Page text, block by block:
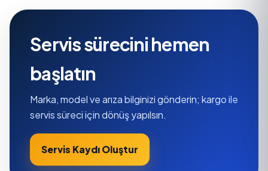
Servis sürecini hemen
başlatın
Marka, model ve arıza bilginizi gönderin; kargo ile
servis süreci için dönüş yapılsın.
Servis Kaydı Oluştur